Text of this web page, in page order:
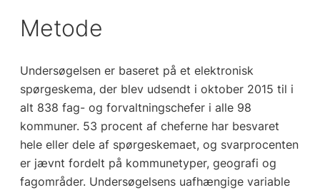
Metode
Undersøgelsen er baseret på et elektronisk
spørgeskema, der blev udsendt i oktober 2015 til i
alt 838 fag- og forvaltningschefer i alle 98
kommuner. 53 procent af cheferne har besvaret
hele eller dele af spørgeskemaet, og svarprocenten
er jævnt fordelt på kommunetyper, geografi og
fagområder. Undersøgelsens uafhængige variable